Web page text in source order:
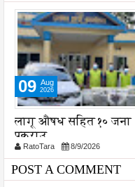
09 Aug
2026
लागू औषध सहित १० जना
पक्राउ
RatoTara 8/9/2026
POST A COMMENT